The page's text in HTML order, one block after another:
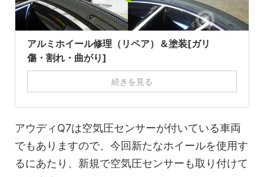
アルミホイール修理（リペア）＆塗装[ガリ
傷・割れ・曲がり]
続きを見る
アウディQ7は空気圧センサーが付いている車両
でもありますので、今回新たなホイールを使用す
るにあたり、新規で空気圧センサーも取り付けて